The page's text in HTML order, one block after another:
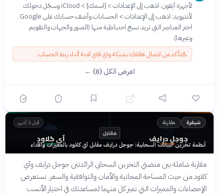
لأجهزة آيفون: اذهب إلى الإعدادات > [اسمك] > iCloud وسجّل دخولك.
لأندرويد: اذهب إلى الإعدادات > الحسابات وأضف حسابك على Google.
اختر العناصر التي تريد نسخ احتياطية منها (الصور والجهات والتقويم
وغيرها).
⚠️تأكد من اتصال هاتفك بشبكة واي فاي آمنة أثناء ربط الحساب
اعرض الكل (8) ←
شيفرة مقارنة قبل 3 أشهر 📁
جوجل درايف مقابل ☁️
آي كلاود
أنظمة تخزين البيانات السحابية: جوجل درايف مقابل آي كلاود بالمميزات والأداء
مقارنة شاملة بين منصتي التخزين السحابي الرائدتين جوجل درايف وآي
كلاود من حيث المساحة المجانية والأمان والتوافقية والسعر. نستعرض
الإحصاءات والمميزات التي تميز كل منهما لمساعدتك في اختيار الأنسب